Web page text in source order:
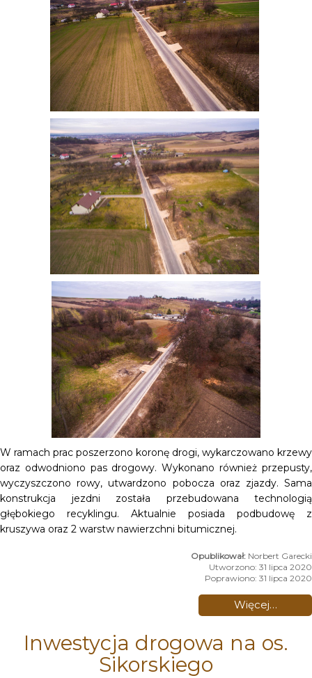
W ramach prac poszerzono koronę drogi, wykarczowano krzewy
oraz odwodniono pas drogowy. Wykonano również przepusty,
wyczyszczono rowy, utwardzono pobocza oraz zjazdy. Sama
konstrukcja jezdni została przebudowana technologią
głębokiego recyklingu. Aktualnie posiada podbudowę z
kruszywa oraz 2 warstw nawierzchni bitumicznej.
Norbert Garecki
Utworzono: 31 lipca 2020
Poprawiono: 31 lipca 2020
Więcej…
Inwestycja drogowa na os.
Sikorskiego